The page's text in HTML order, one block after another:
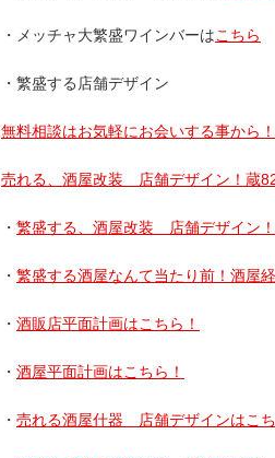
・メッチャ大繁盛ワインバーはこちら
・繁盛する店舗デザイン
無料相談はお気軽にお会いする事から！
売れる、酒屋改装 店舗デザイン！蔵
・ 繁盛する、酒屋改装 店舗デザイン！
・ 繁盛する酒屋なんて当たり前！酒屋
・ 酒販店平面計画はこちら！
・ 酒屋平面計画はこちら！
・ 売れる酒屋什器 店舗デザインはこち